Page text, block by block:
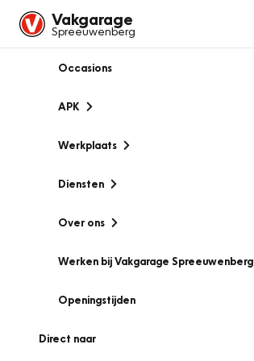
Vakgarage
Spreeuwenberg
Occasions
APK
Werkplaats
Diensten
Over ons
Werken bij Vakgarage Spreeuwenberg
Openingstijden
Direct naar